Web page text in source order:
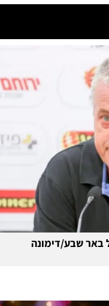
באר שבע/דימונה